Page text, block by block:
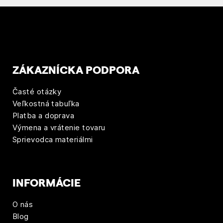
a
í
s
p
e
v
o
v
ZÁKAZNÍCKA PODPORA
Časté otázky
Veľkostná tabuľka
Platba a doprava
Výmena a vrátenie tovaru
Sprievodca materiálmi
INFORMÁCIE
O nás
Blog